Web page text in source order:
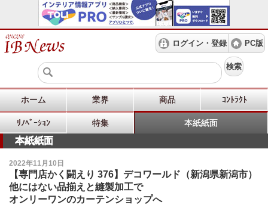
ログイン・登録 PC版
検索
ホーム 業界 商品 ｺﾝﾄﾗｸﾄ
ﾘﾉﾍﾞｰｼｮﾝ 特集 本紙紙面
本紙紙面
2022年11月10日
【専門店かく闘えり 376】デコワールド（新潟県新潟市）
他にはない品揃えと縫製加工で
オンリーワンのカーテンショップへ